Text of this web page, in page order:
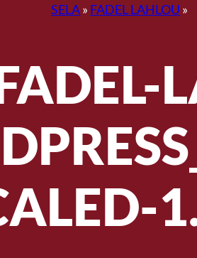
SELA» FADEL LAHLOU »